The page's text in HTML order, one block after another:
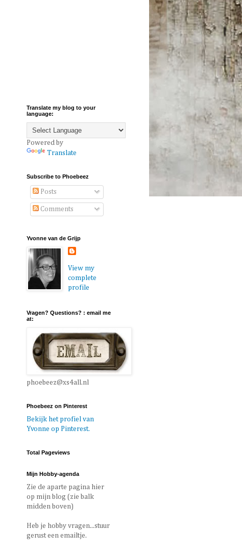
Translate my blog to your
language:
Powered by
Translate
Subscribe to Phoebeez
Posts
Comments
Yvonne van de Grijp
View my
complete
profile
Vragen? Questions? : email me
at:
phoebeez@xs4all.nl
Phoebeez on Pinterest
Bekijk het profiel van
Yvonne op Pinterest.
Total Pageviews
Mijn Hobby-agenda
Zie de aparte pagina hier
op mijn blog (zie balk
midden boven)
Heb je hobby vragen...stuur
gerust een emailtje.